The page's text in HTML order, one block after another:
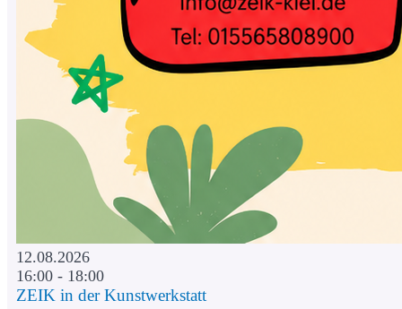
12.08.2026
16:00 - 18:00
ZEIK in der Kunstwerkstatt